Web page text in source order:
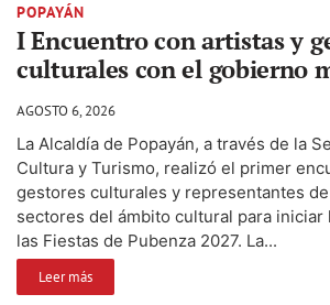
POPAYÁN
I Encuentro con artistas y
culturales con el gobierno
AGOSTO 6, 2026
La Alcaldía de Popayán, a través de la
Cultura y Turismo, realizó el primer
gestores culturales y representantes
sectores del ámbito cultural para iniciar
las Fiestas de Pubenza 2027. La...
Leer más